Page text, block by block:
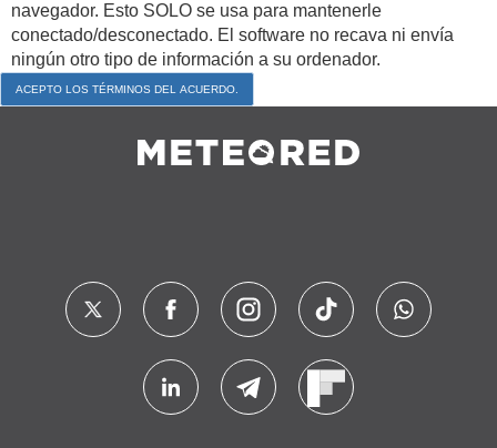
navegador. Esto SOLO se usa para mantenerle
conectado/desconectado. El software no recava ni envía
ningún otro tipo de información a su ordenador.